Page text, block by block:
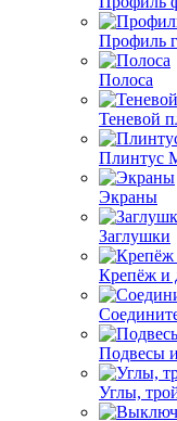
Профиль
Полоса
Теневой
Плинтус
Экраны
Заглушки
Крепёж и
Подвесы
Углы,